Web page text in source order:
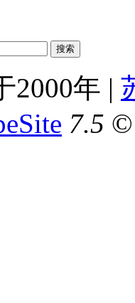
2000年 |
7.5 ©